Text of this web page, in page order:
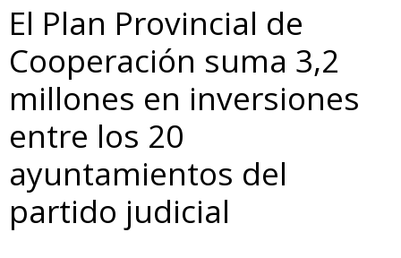
El Plan Provincial de
Cooperación suma 3,2
millones en inversiones
entre los 20
ayuntamientos del
partido judicial